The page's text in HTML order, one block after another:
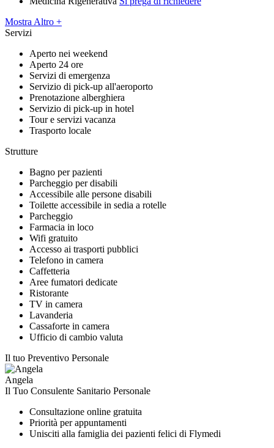
Mostra Altro +
Servizi
Aperto nei weekend
Aperto 24 ore
Servizi di emergenza
Servizio di pick-up all'aeroporto
Prenotazione alberghiera
Servizio di pick-up in hotel
Tour e servizi vacanza
Trasporto locale
Strutture
Bagno per pazienti
Parcheggio per disabili
Accessibile alle persone disabili
Toilette accessibile in sedia a rotelle
Parcheggio
Farmacia in loco
Wifi gratuito
Accesso ai trasporti pubblici
Telefono in camera
Caffetteria
Aree fumatori dedicate
Ristorante
TV in camera
Lavanderia
Cassaforte in camera
Ufficio di cambio valuta
Il tuo Preventivo Personale
Angela
Il Tuo Consulente Sanitario Personale
Consultazione online gratuita
Priorità per appuntamenti
Unisciti alla famiglia dei pazienti felici di Flymedi